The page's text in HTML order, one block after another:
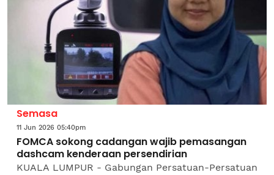
Semasa
11 Jun 2026 05:40pm
FOMCA sokong cadangan wajib pemasangan
dashcam kenderaan persendirian
KUALA LUMPUR - Gabungan Persatuan-Persatuan